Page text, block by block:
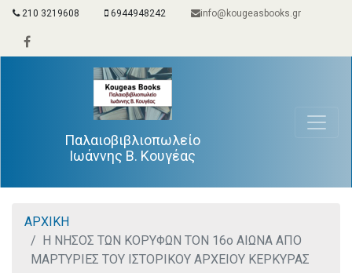
210 3219608 6944948242 info@kougeasbooks.gr
Παλαιοβιβλιοπωλείο
Ιωάννης Β. Κουγέας
ΑΡΧΙΚΗ
Η ΝΗΣΟΣ ΤΩΝ ΚΟΡΥΦΩΝ ΤΟΝ 16ο ΑΙΩΝΑ ΑΠΟ
ΜΑΡΤΥΡΙΕΣ ΤΟΥ ΙΣΤΟΡΙΚΟΥ ΑΡΧΕΙΟΥ ΚΕΡΚΥΡΑΣ